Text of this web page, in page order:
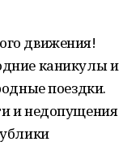
движения!
каникулы и
поездки.
и недопущения